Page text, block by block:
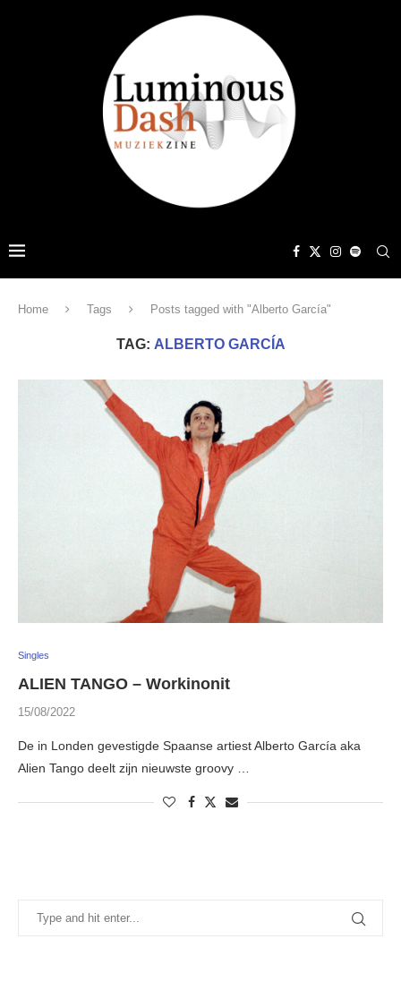
Home Tags Posts tagged with "Alberto García"
TAG: ALBERTO GARCÍA
Singles
ALIEN TANGO – Workinonit
15/08/2022
De in Londen gevestigde Spaanse artiest Alberto García aka
Alien Tango deelt zijn nieuwste groovy …